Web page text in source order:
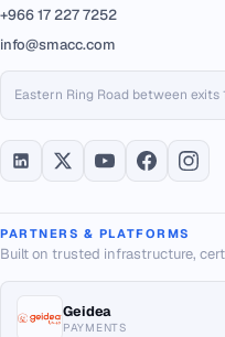
+966 17 227 7252
info@smacc.com
Eastern Ring Road between exits
PARTNERS & PLATFORMS
Built on trusted infrastructure,
Geidea
PAYMENTS